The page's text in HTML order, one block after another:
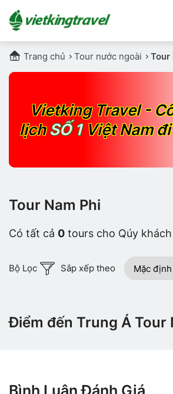
Trang chủ Tour nước ngoài Tour
Vietking Travel -
lịchSỐ 1Việt Nam
Tour Nam Phi
Có tất cả 0 tours cho Qúy khách
Bộ Lọc Sắp xếp theo
Điểm đến Trung Á Tour
Bình Luận Đánh Giá